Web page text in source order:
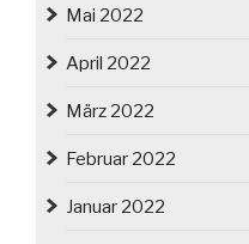
Mai 2022
April 2022
März 2022
Februar 2022
Januar 2022